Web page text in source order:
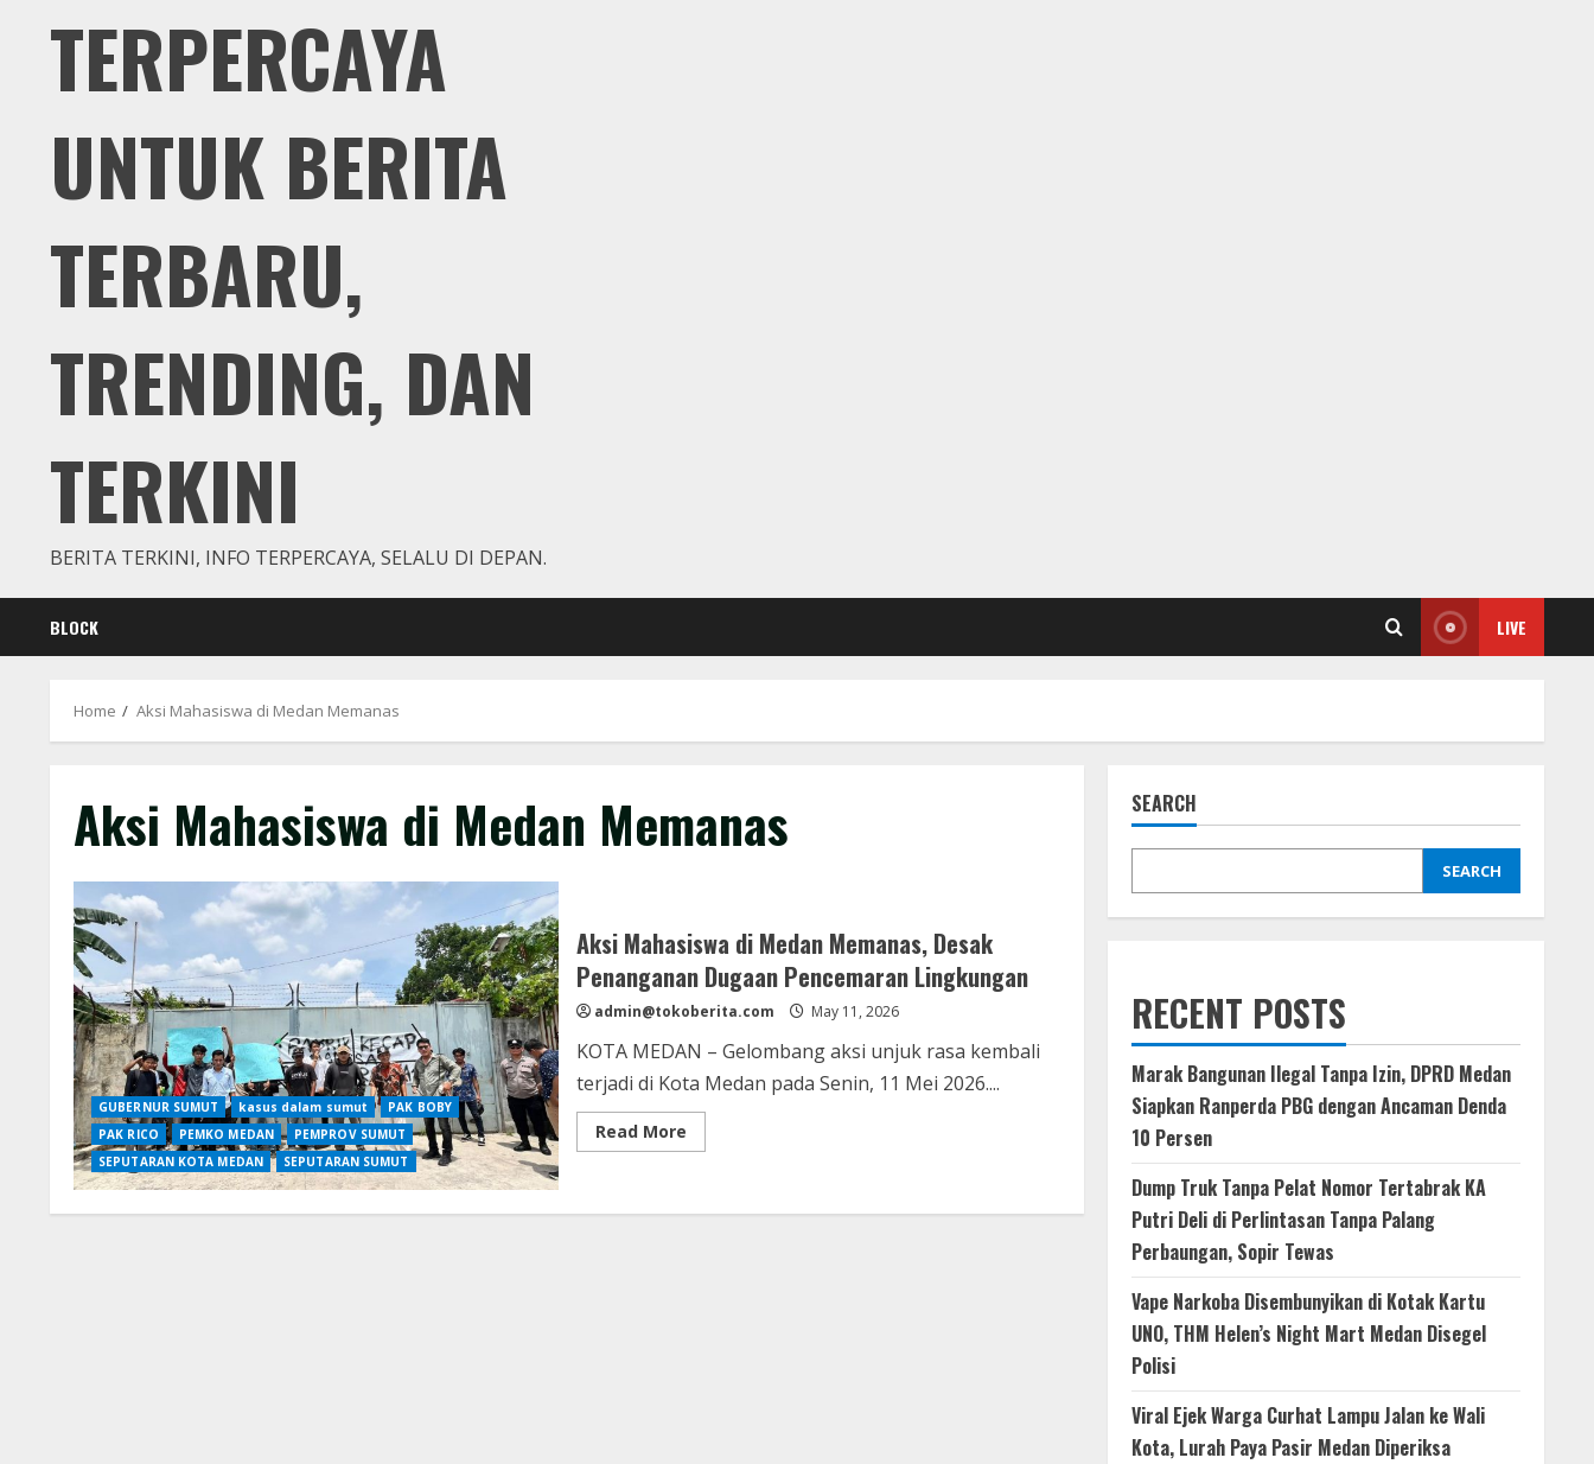
TERPERCAYA
UNTUK BERITA
TERBARU,
TRENDING, DAN
TERKINI
BERITA TERKINI, INFO TERPERCAYA, SELALU DI DEPAN.
BLOCK LIVE
Home Aksi Mahasiswa di Medan Memanas
Aksi Mahasiswa di Medan Memanas
GUBERNUR SUMUT kasus dalam sumut
PAK BOBY
PAK RICO
PEMKO MEDAN
PEMPROV SUMUT
SEPUTARAN KOTA MEDAN
SEPUTARAN SUMUT
Aksi Mahasiswa di Medan Memanas, Desak
Penanganan Dugaan Pencemaran Lingkungan
admin@tokoberita.com May 11, 2026
KOTA MEDAN – Gelombang aksi unjuk rasa kembali
terjadi di Kota Medan pada Senin, 11 Mei 2026....
Read MoreRead
more
di
SEARCH
SEARCH
RECENT POSTS
Marak Bangunan Ilegal Tanpa Izin, DPRD Medan
Siapkan Ranperda PBG dengan Ancaman Denda
10 Persen
Dump Truk Tanpa Pelat Nomor Tertabrak KA
Putri Deli di Perlintasan Tanpa Palang
Perbaungan, Sopir Tewas
Vape Narkoba Disembunyikan di Kotak Kartu
UNO, THM Helen’s Night Mart Medan Disegel
Polisi
Viral Ejek Warga Curhat Lampu Jalan ke Wali
Kota, Lurah Paya Pasir Medan Diperiksa